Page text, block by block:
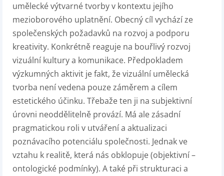
umělecké výtvarné tvorby v kontextu jejího
mezioborového uplatnění. Obecný cíl vychází ze
společenských požadavků na rozvoj a podporu
kreativity. Konkrétně reaguje na bouřlivý rozvoj
vizuální kultury a komunikace. Předpokladem
výzkumných aktivit je fakt, že vizuální umělecká
tvorba není vedena pouze záměrem a cílem
estetického účinku. Třebaže ten ji na subjektivní
úrovni neoddělitelně provází. Má ale zásadní
pragmatickou roli v utváření a aktualizaci
poznávacího potenciálu společnosti. Jednak ve
vztahu k realitě, která nás obklopuje (objektivní –
ontologické podmínky). A také při strukturaci a